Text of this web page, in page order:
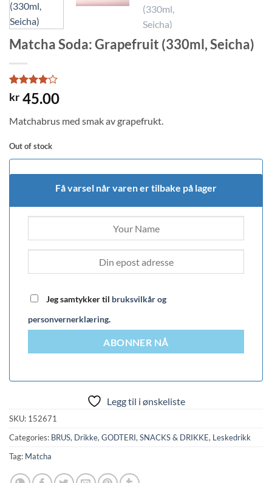
Matcha Soda: Grapefruit (330ml, Seicha)
Rated4
out of 5
2
customer
kr 45.00
Matchabrus med smak av grapefrukt.
Out of stock
Få varsel når varen er tilbake på lager
Jeg samtykker til bruksvilkår og
personvernerklæring.
ABONNER NÅ
Legg til i ønskeliste
SKU: 152671
Categories: BRUS, Drikke,GODTERI, SNACKS & DRIKKE, Leskedrikk
Tag: Matcha